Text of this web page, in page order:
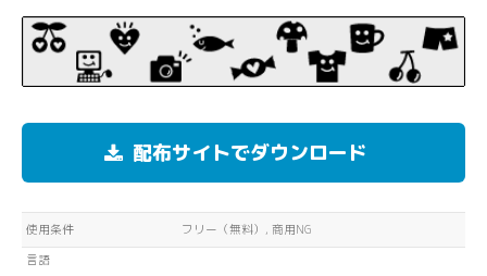
配布サイトでダウンロード
使用条件
フリー（無料）, 商用NG
言語